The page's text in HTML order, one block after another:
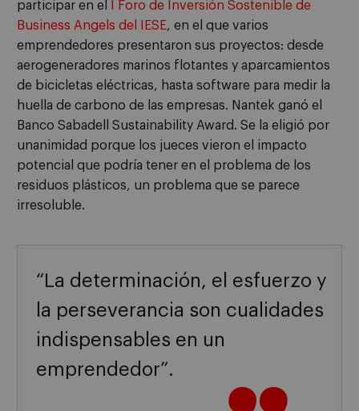
participar en el
I Foro de Inversión Sostenible de
Business Angels del IESE, en el que varios
emprendedores presentaron sus proyectos: desde
aerogeneradores marinos flotantes y aparcamientos
de bicicletas eléctricas, hasta software para medir la
huella de carbono de las empresas. Nantek ganó el
Banco Sabadell Sustainability Award. Se la eligió por
unanimidad porque los jueces vieron el impacto
potencial que podría tener en el problema de los
residuos plásticos, un problema que se parece
irresoluble.
“La determinación, el esfuerzo y
la perseverancia son cualidades
indispensables en un
emprendedor”.